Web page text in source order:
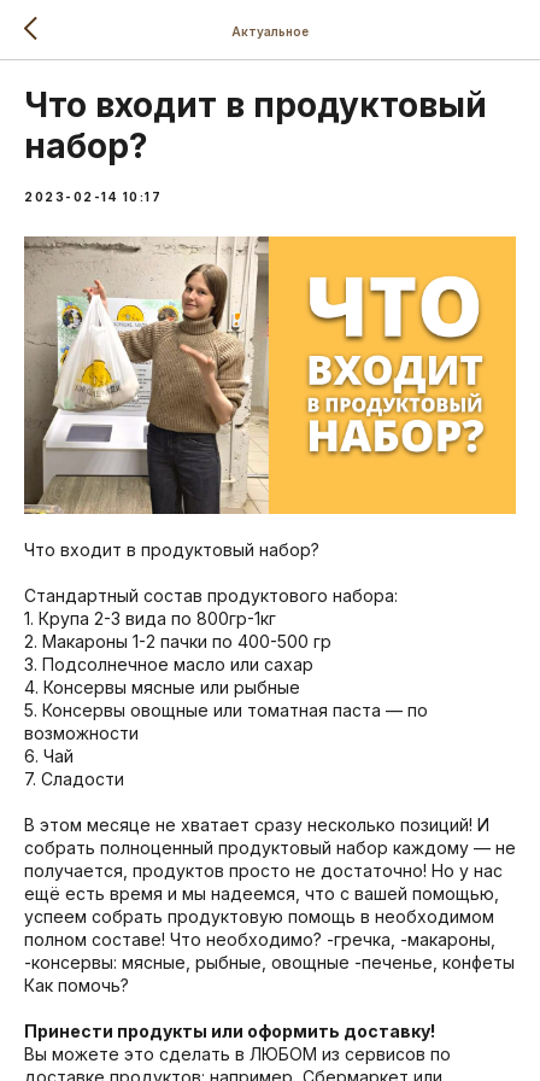
Актуальное
Что входит в продуктовый
набор?
2023-02-14 10:17
Что входит в продуктовый набор?
Стандартный состав продуктового набора:
1. Крупа 2-3 вида по 800гр-1кг
2. Макароны 1-2 пачки по 400-500 гр
3. Подсолнечное масло или сахар
4. Консервы мясные или рыбные
5. Консервы овощные или томатная паста — по
возможности
6. Чай
7. Сладости
В этом месяце не хватает сразу несколько позиций! И
собрать полноценный продуктовый набор каждому — не
получается, продуктов просто не достаточно! Но у нас
ещё есть время и мы надеемся, что с вашей помощью,
успеем собрать продуктовую помощь в необходимом
полном составе! Что необходимо? -гречка, -макароны,
-консервы: мясные, рыбные, овощные -печенье, конфеты
Как помочь?
Принести продукты или оформить доставку!
Вы можете это сделать в ЛЮБОМ из сервисов по
доставке продуктов: например, Сбермаркет или